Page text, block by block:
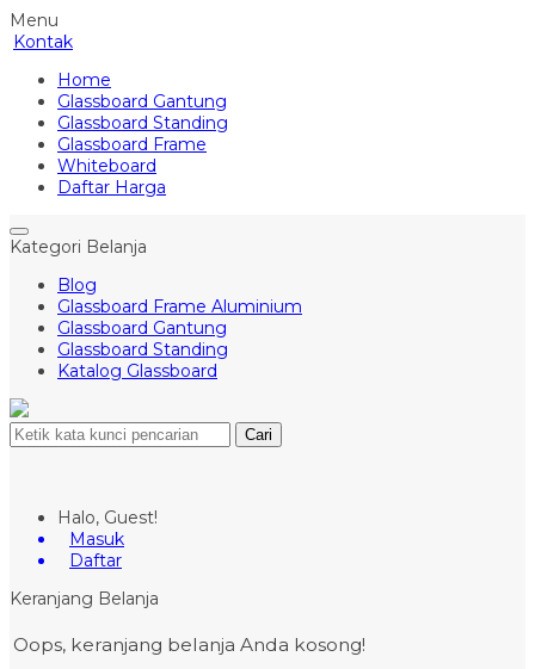
Menu
Kontak
Home
Glassboard Gantung
Glassboard Standing
Glassboard Frame
Whiteboard
Daftar Harga
Kategori Belanja
Blog
Glassboard Frame Aluminium
Glassboard Gantung
Glassboard Standing
Katalog Glassboard
Cari
Halo, Guest!
Masuk
Daftar
Keranjang Belanja
Oops, keranjang belanja Anda kosong!